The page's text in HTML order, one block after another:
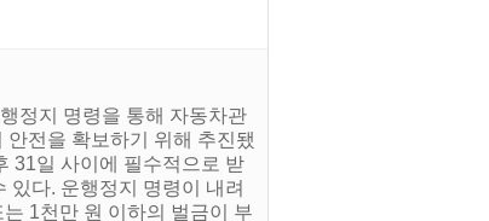
정지 명령을 통해 자동차관
전을 확보하기 위해 추진됐
31일 사이에 필수적으로 받
있다. 운행정지 명령이 내려
1천만 원 이하의 벌금이 부